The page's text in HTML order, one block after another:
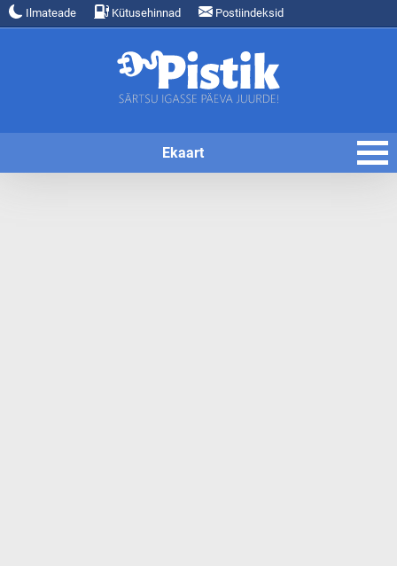
Ilmateade Kütusehinnad Postiindeksid
Ekaart